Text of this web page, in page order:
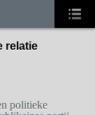
relatie
politieke